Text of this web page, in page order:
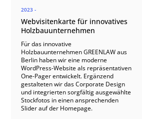
2023 -
Webvisitenkarte für innovatives
Holzbauunternehmen
Für das innovative
Holzbauunternehmen GREENLAW aus
Berlin haben wir eine moderne
WordPress-Website als repräsentativen
One-Pager entwickelt. Ergänzend
gestalteten wir das Corporate Design
und integrierten sorgfältig ausgewählte
Stockfotos in einen ansprechenden
Slider auf der Homepage.